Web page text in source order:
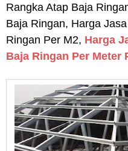
Rangka Atap Baja
Baja Ringan, Harga
Ringan Per M2, Harga
Baja Ringan Per Meter